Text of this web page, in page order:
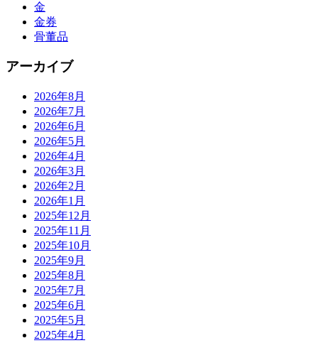
金
金券
骨董品
アーカイブ
2026年8月
2026年7月
2026年6月
2026年5月
2026年4月
2026年3月
2026年2月
2026年1月
2025年12月
2025年11月
2025年10月
2025年9月
2025年8月
2025年7月
2025年6月
2025年5月
2025年4月